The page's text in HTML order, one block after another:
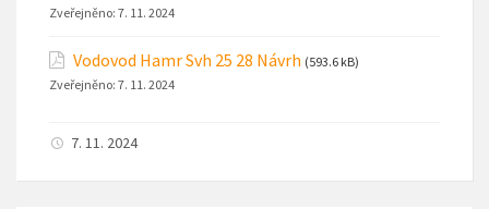
Zveřejněno: 7. 11. 2024
Vodovod Hamr Svh 25 28 Návrh (593.6 kB)
Zveřejněno: 7. 11. 2024
7. 11. 2024